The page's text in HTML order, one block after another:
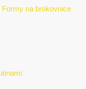
Formy na brokovnice